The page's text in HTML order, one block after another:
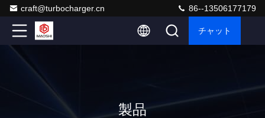
craft@turbocharger.cn 86--13506177179
チャット
製品